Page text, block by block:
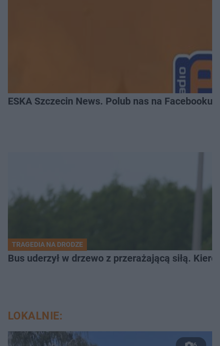
ESKA Szczecin News. Polub nas na Facebooku!
TRAGEDIA NA DRODZE
Bus uderzył w drzewo z przerażającą siłą.
LOKALNIE: